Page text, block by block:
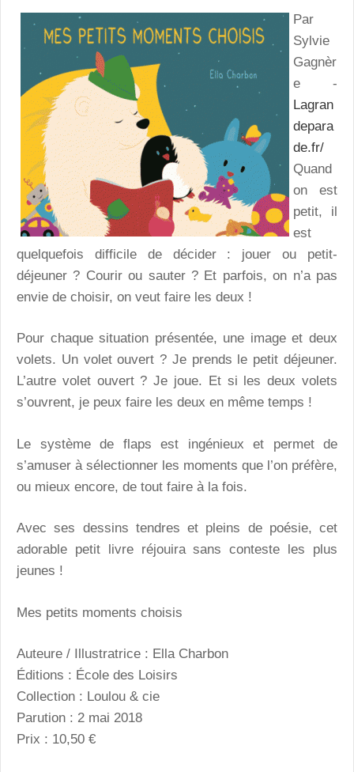
Par
Sylvie
Gagnèr
e -
Lagran
depara
de.fr/
Quand
on est
petit, il
est
quelquefois difficile de décider : jouer ou petit-
déjeuner ? Courir ou sauter ? Et parfois, on n’a pas
envie de choisir, on veut faire les deux !
Pour chaque situation présentée, une image et deux
volets. Un volet ouvert ? Je prends le petit déjeuner.
L’autre volet ouvert ? Je joue. Et si les deux volets
s’ouvrent, je peux faire les deux en même temps !
Le système de flaps est ingénieux et permet de
s’amuser à sélectionner les moments que l’on préfère,
ou mieux encore, de tout faire à la fois.
Avec ses dessins tendres et pleins de poésie, cet
adorable petit livre réjouira sans conteste les plus
jeunes !
Mes petits moments choisis
Auteure / Illustratrice : Ella Charbon
Éditions : École des Loisirs
Collection : Loulou & cie
Parution : 2 mai 2018
Prix : 10,50 €